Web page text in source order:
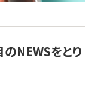
NEWSをとり